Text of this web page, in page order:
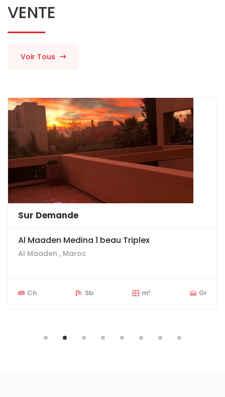
VENTE
Voir Tous
14 900 000 MAD
Trps belle villa moderne de 4 chambres sur
terrain de 6000 m 2, sur la route d'Amizmiz
Ch Sb m² Gr